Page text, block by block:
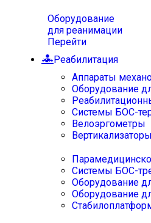
Оборудование
для реанимации
Перейти
Реабилитация
Аппараты
Оборудование
Системы БОС-
Велоэргометры
Вертикализаторы
Системы БОС-
Оборудование
Оборудование